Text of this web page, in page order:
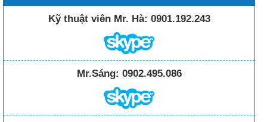
Kỹ thuật viên Mr. Hà: 0901.192.243
Mr.Sáng: 0902.495.086